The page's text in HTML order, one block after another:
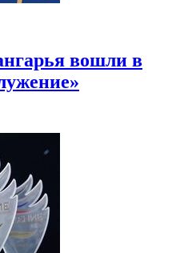
вошли в